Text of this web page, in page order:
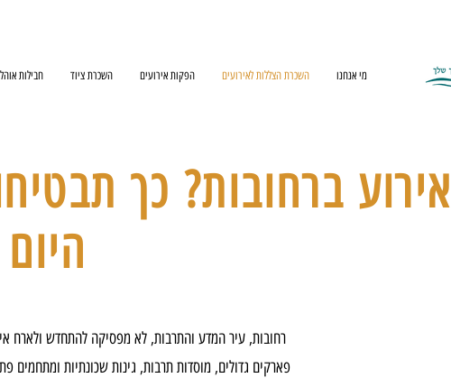
חבילות השכרת ציוד הפקות אירועים השכרת הצללות לאירועים מי אנחנו
אירוע ברחובות? כך
היום
רחובות, עיר המדע והתרבות, לא מפסיקה להתחדש ולארח
פארקים גדולים, מוסדות תרבות, גינות שכונתיות